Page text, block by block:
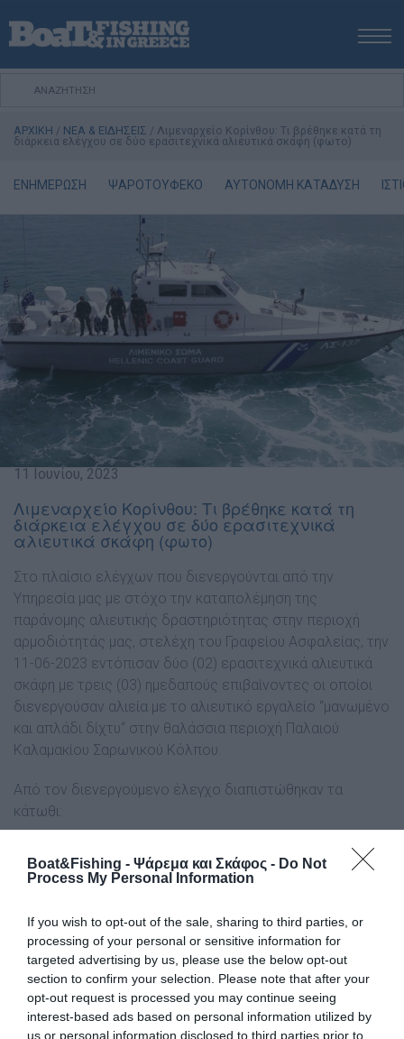
Boat&Fishing - Ψάρεμα και Σκάφος - Do Not
Process My Personal Information
If you wish to opt-out of the sale, sharing to third parties, or
processing of your personal or sensitive information for
targeted advertising by us, please use the below opt-out
section to confirm your selection. Please note that after your
opt-out request is processed you may continue seeing
interest-based ads based on personal information utilized by
us or personal information disclosed to third parties prior to
ΑΡΧΙΚΗ
ΕΚΔΟΣΕΙΣ
ΨΑΡΕΜΑ ΑΠΟ ΣΚΑΦΟΣ
ΕΞΟΠΛΙΣΜΟΣ
ΘΕΣΣΑΛΟΝΙΚΗ BOAT & FISHING SHOW 2025
BOAT & FISHING SHOW 2025
ΑΡΧΙΚΗ / ΝΕΑ & ΕΙΔΗΣΕΙΣ / Λιμεναρχείο Κορίνθου: Tι βρέθηκε κατά τη
διάρκεια ελέγχου σε δύο ερασιτεχνικά αλιευτικά σκάφη (φωτο)
ΕΝΗΜΕΡΩΣΗ ΨΑΡΟΤΟΥΦΕΚΟ ΑΥΤΟΝΟΜΗ ΚΑΤΑΔΥΣΗ
11 Ιουνίου, 2023
Λιμεναρχείο Κορίνθου: Tι βρέθηκε κατά τη
διάρκεια ελέγχου σε δύο ερασιτεχνικά
αλιευτικά σκάφη (φωτο)
Στο πλαίσιο ελέγχων που διενεργούνται από την
Υπηρεσία μας με στόχο την καταπολέμηση της
παράνομης αλιευτικής δραστηριότητας στην περιοχή
αρμοδιότητάς μας, στελέχη του Γραφείου Ασφαλείας, την
11-06-2023 εντόπισαν δύο (02) ερασιτεχνικά αλιευτικά
σκάφη με τρεις (03) ημεδαπούς επιβαίνοντες οι οποίοι
διενεργούσαν αλιεία με το αλιευτικό εργαλείο “μανωμένο
και απλάδι δίχτυ“ στην θαλάσσια περιοχή Παλαιού
Καλαμακίου Σαρωνικού Κόλπου.
Από τον διενεργούμενο έλεγχο διαπιστώθηκαν τα
κάτωθι:
i) Επέβαινε ένας (01) ημεδαπός ο οποίος είχε αλιεύσει
(80) μέτρων, αλιεύματα συνολικού βάρους τριών (03)
κιλών.
ii) Δεν φέρονταν επί του σκάφους τα σωστικά μέσα
“βεγγαλικά χειρός “.